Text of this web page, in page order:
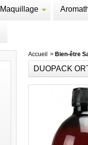
Maquillage
Accueil > Bien-être
DUOPACK